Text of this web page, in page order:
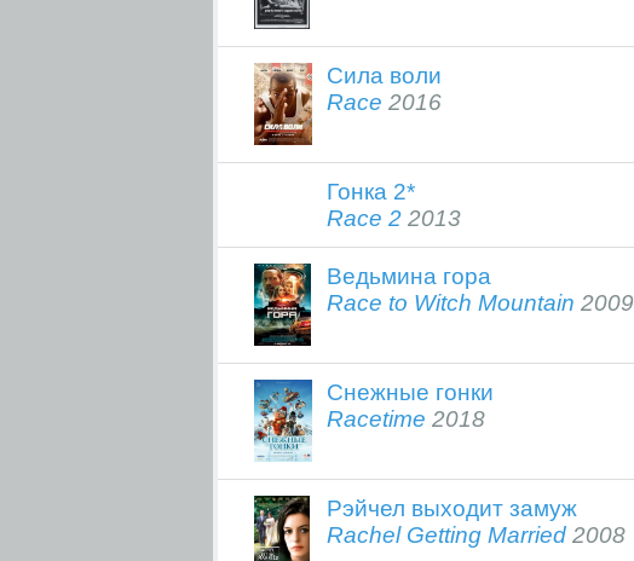
Сила воли
Race 2016
Гонка 2*
Race 2 2013
Ведьмина гора
Race to Witch Mountain 2009
Снежные гонки
Racetime 2018
Рэйчел выходит замуж
Rachel Getting Married 2008